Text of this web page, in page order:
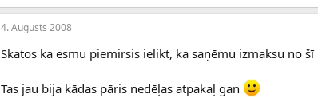
4. Augusts 2008
Skatos ka esmu piemirsis ielikt, ka saņēmu izmaksu no
Tas jau bija kādas pāris nedēļas atpakaļ gan